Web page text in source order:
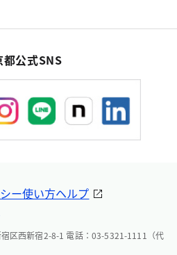
都公式SNS
ー使い方ヘルプ
区西新宿2-8-1 電話：03-5321-1111（代